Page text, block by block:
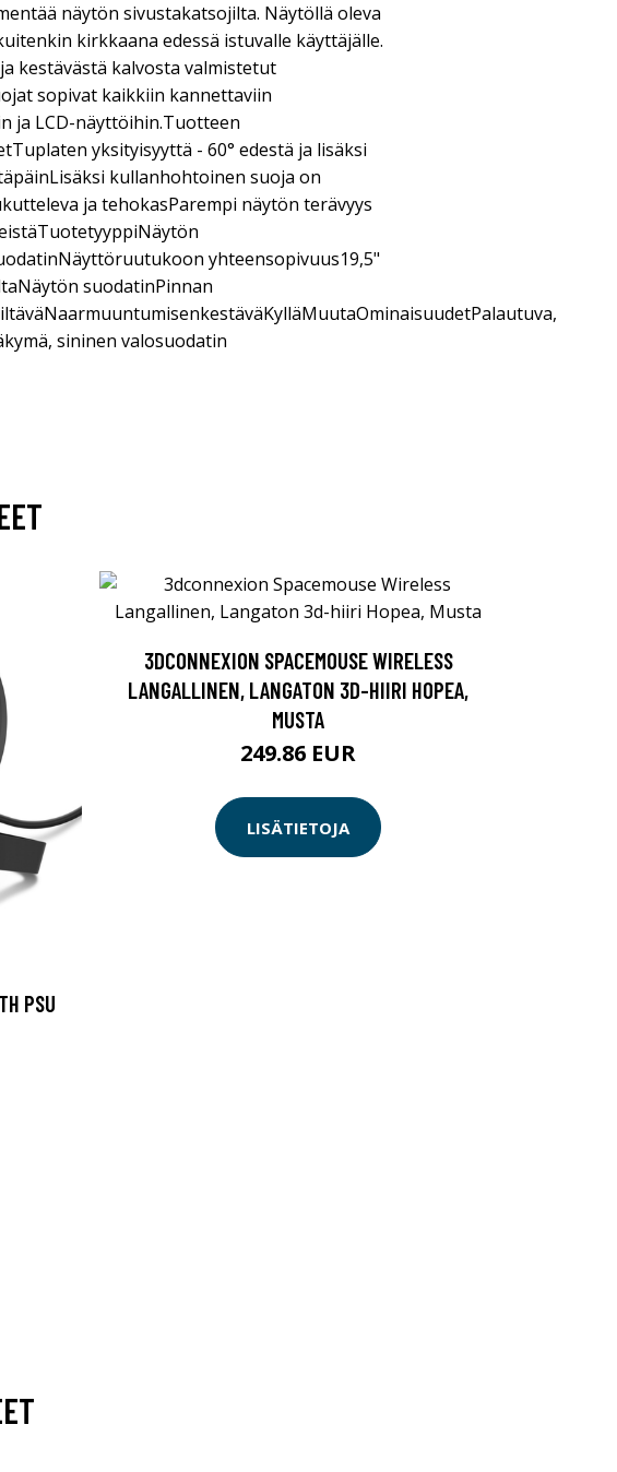
näytön sivustakatsojilta. Näytöllä oleva
kirkkaana edessä istuvalle käyttäjälle.
kestävästä kalvosta valmistetut
sopivat kaikkiin kannettaviin
ja LCD-näyttöihin.Tuotteen
yksityisyyttä - 60° edestä ja lisäksi
kullanhohtoinen suoja on
ja tehokasParempi näytön terävyys
yhteensopivuus19,5"
suodatinPinnan
sininen valosuodatin
PSU
3DCONNEXION SPACEMOUSE WIRELESS
LANGALLINEN, LANGATON 3D-HIIRI HOPEA,
MUSTA
249.86 EUR
LISÄTIETOJA